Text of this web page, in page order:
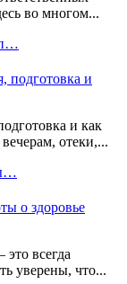
во многом...
п…
и как
отеки,...
всегда
уверены, что...